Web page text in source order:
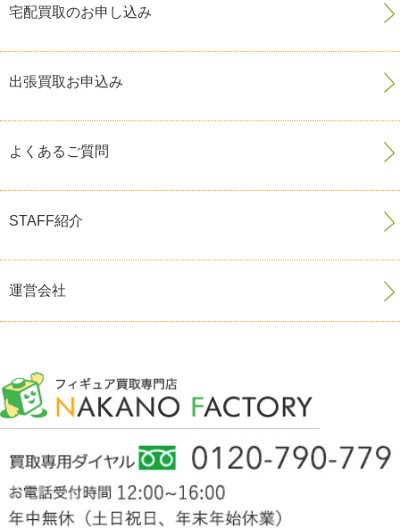
宅配買取のお申し込み
出張買取お申込み
よくあるご質問
STAFF紹介
運営会社